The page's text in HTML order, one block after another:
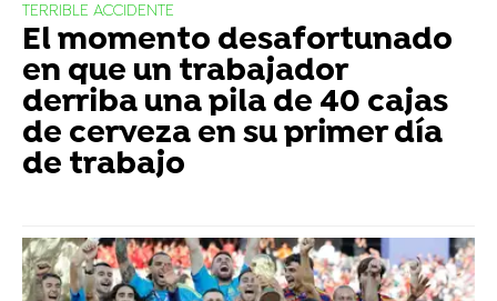
TERRIBLE ACCIDENTE
El momento desafortunado
en que un trabajador
derriba una pila de 40 cajas
de cerveza en su primer día
de trabajo